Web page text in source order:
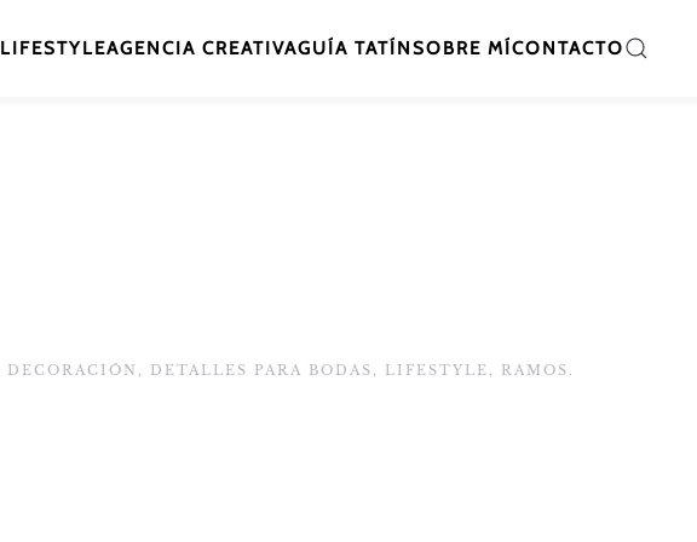
LIFESTYLEAGENCIA CREATIVAGUÍA TATÍNSOBRE MÍCONTACTO
DECORACIÓN , DETALLES PARA BODAS , LIFESTYLE , RAMOS .